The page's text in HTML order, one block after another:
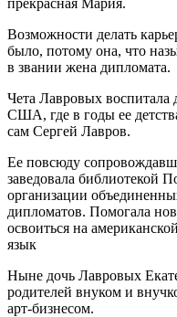
Возможности делать
было, потому она, что
в звании жена дипломата.
Чета Лавровых воспитала
США, где в годы ее
сам Сергей Лавров.
Ее повсюду
заведовала библиотекой
организации
дипломатов. Помогала
освоиться на
язык
Ныне дочь Лавровых
родителей внуком и
арт-бизнесом.